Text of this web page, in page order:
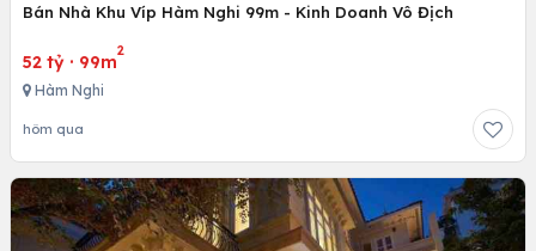
Bán Nhà Khu Víp Hàm Nghi 99m - Kinh Doanh Vô Địch
52 tỷ · 99m
2
Hàm Nghi
hôm qua